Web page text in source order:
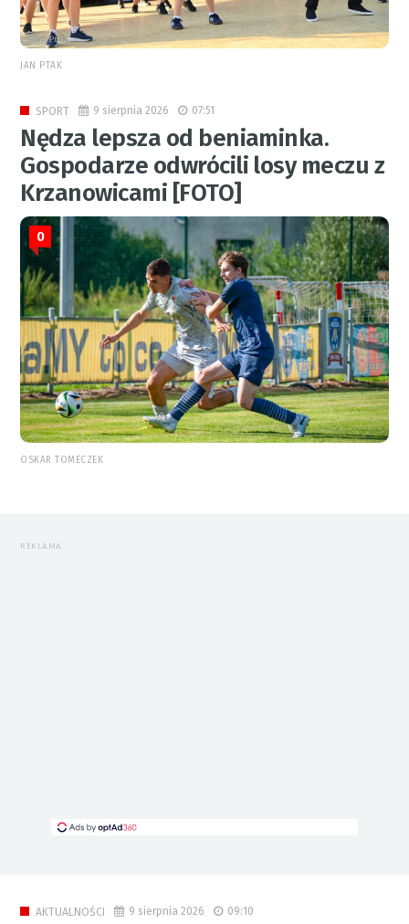
JAN PTAK
SPORT 9 sierpnia 2026 07:51
Nędza lepsza od beniaminka.
Gospodarze odwrócili losy meczu z
Krzanowicami [FOTO]
0
OSKAR TOMECZEK
REKLAMA
AKTUALNOŚCI 9 sierpnia 2026 09:10